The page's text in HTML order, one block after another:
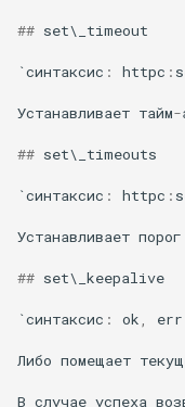
sorted-args
spnego-http-auth
statsd
## set\ _timeout
`синтаксис : httpc :
Устанавливает тайм-
## set\ _timeouts
`синтаксис : httpc :
Устанавливает порог
## set\ _keepalive
`синтаксис : ok err
Либо помещает
В случае успеха